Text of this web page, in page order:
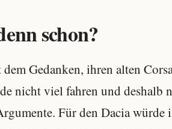
schon?
Gedanken, ihren alten
nicht viel fahren und deshalb
Für den Dacia würde